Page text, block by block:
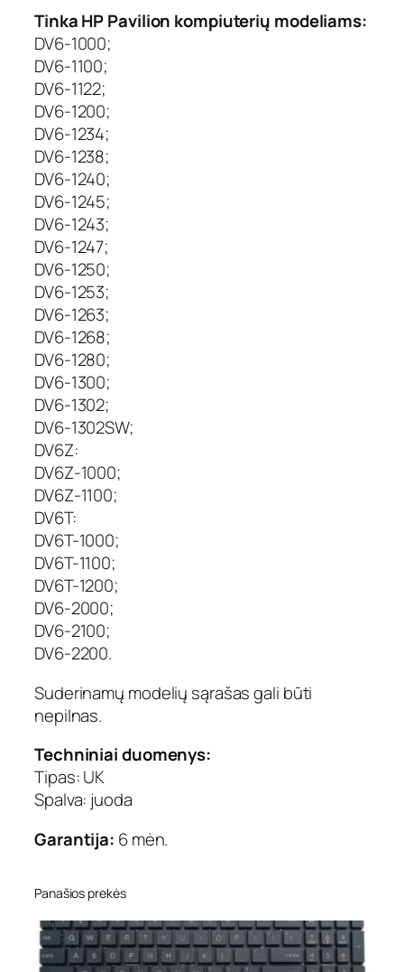
a
v
i
a
t
ū
r
a
H
P
P
a
v
i
l
i
o
n
:
D
V
6
-
1
0
0
0
,
D
V
6
-
1
1
0
0
D
V
-
0
0
D
Tinka HP Pavilion kompiuterių modeliams:
DV6-1000;
DV6-1100;
DV6-1122;
DV6-1200;
DV6-1234;
DV6-1238;
DV6-1240;
DV6-1245;
DV6-1243;
DV6-1247;
DV6-1250;
DV6-1253;
DV6-1263;
DV6-1268;
DV6-1280;
DV6-1300;
DV6-1302;
DV6-1302SW;
DV6Z:
DV6Z-1000;
DV6Z-1100;
DV6T:
DV6T-1000;
DV6T-1100;
DV6T-1200;
DV6-2000;
DV6-2100;
DV6-2200.
Suderinamų modelių sąrašas gali būti
nepilnas.
Techniniai duomenys:
Tipas: UK
Spalva: juoda
Garantija: 6 mėn.
Panašios prekės